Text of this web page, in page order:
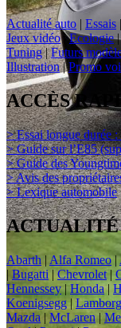
Actualité auto | Essais |
Jeux vidéo|Ecologie
Tuning|Futurs
Illustration|Promo
ACCÈS
> Essai longue
> Guide sur l’E85
> Guide des
> Avis des
> Lexique automobile
ACTUALITÉ
Abarth | Alfa Romeo|
| Bugatti|Chevrolet|
Hennessey| Honda|
Koenigsegg|
Mazda |McLaren|